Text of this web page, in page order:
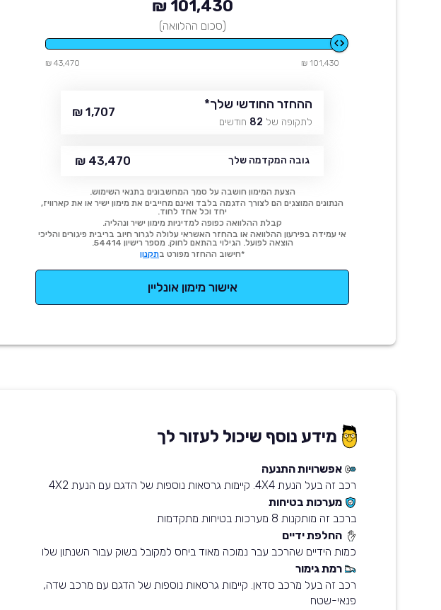
101,430 ₪
(סכום ההלוואה)
101,430 ₪
43,470 ₪
ההחזר החודשי שלך*
לתקופה של 82 חודשים
1,707 ₪
גובה המקדמה שלך 43,470 ₪
הצעת המימון חושבה על סמך המחשבונים בתנאי השימוש.
הנתונים המוצגים הם לצורך הדגמה בלבד ואינם מחייבים את מימון ישיר או את קארוויז,
יחד וכל אחד לחוד.
קבלת ההלוואה כפופה למדיניות מימון ישיר ונהליה.
אי עמידה בפירעון ההלוואה או בהחזר האשראי עלולה לגרור חיוב בריבית פיגורים והליכי
הוצאה לפועל. הגילוי בהתאם לחוק. מספר רישיון 54414.
*חישוב ההחזר מפורט בתקנון
אישור מימון אונליין
מידע נוסף שיכול לעזור לך
אפשרויות התנעה
רכב זה בעל הנעת 4X4. קיימות גרסאות נוספות של הדגם עם הנעת 4X2
מערכות בטיחות
ברכב זה מותקנות 8 מערכות בטיחות מתקדמות
החלפת ידיים
כמות הידיים שהרכב עבר נמוכה מאוד ביחס למקובל בשוק עבור השנתון שלו
רמת גימור
רכב זה בעל מרכב סדאן. קיימות גרסאות נוספות של הדגם עם מרכב שדה,
פנאי-שטח